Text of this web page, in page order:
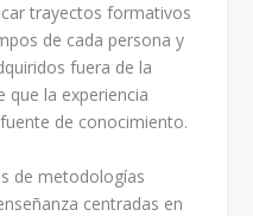
trayectos formativos
de cada persona y
fuera de la
que la experiencia
de conocimiento.
de metodologías
centradas en